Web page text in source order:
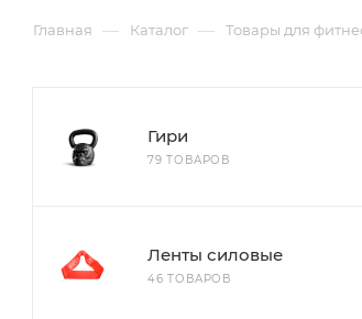
Главная — Каталог — Товары для
Гири
79 ТОВАРОВ
Ленты силовые
46 ТОВАРОВ